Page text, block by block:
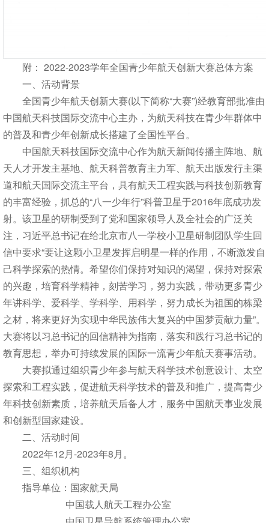
附： 2022-2023学年全国青少年航天创新大赛总体方案
一、活动背景
全国青少年航天创新大赛(以下简称“大赛”)经教育部批准由
中国航天科技国际交流中心主办，为航天科技在青少年群体中
的普及和青少年创新成长搭建了全国性平台。
中国航天科技国际交流中心作为航天新闻传播主阵地、航
天人才开发主基地、航天科普教育主力军、航天出版发行主渠
道和航天国际交流主平台，具有航天工程实践与科技创新教育
的丰富经验，抓总的“八一少年行”科普卫星于2016年底成功发
射。该卫星的研制受到了党和国家领导人及全社会的广泛关
注，习近平总书记在给北京市八一学校小卫星研制团队学生回
信中要求“要让这颗小卫星发挥启明星一样的作用，不断激发自
己科学探索的热情。希望你们保持对知识的渴望，保持对探索
的兴趣，培育科学精神，刻苦学习，努力实践，带动更多青少
年讲科学、爱科学、学科学、用科学，努力成长为祖国的栋梁
之材，将来更好为实现中华民族伟大复兴的中国梦贡献力量”。
大赛将以习总书记的回信精神为指南，落实和践行习总书记的
教育思想，举办可持续发展的国际一流青少年航天赛事活动。
大赛拟通过组织青少年参与航天科学技术创意设计、太空
探索和工程实践，促进航天科学技术的普及和推广，提高青少
年科技创新素质，培养航天后备人才，服务中国航天事业发展
和创新型国家建设。
二、活动时间
2022年12月-2023年8月。
三、组织机构
指导单位：国家航天局
中国载人航天工程办公室